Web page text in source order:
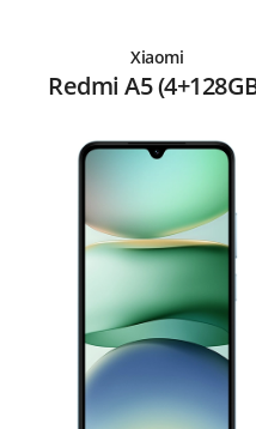
Xiaomi
Redmi A5